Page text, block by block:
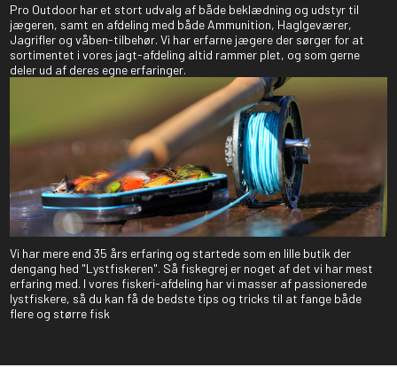
Pro Outdoor har et stort udvalg af både beklædning og udstyr til
jægeren, samt en afdeling med både Ammunition, Haglgeværer,
Jagrifler og våben-tilbehør. Vi har erfarne jægere der sørger for at
sortimentet i vores jagt-afdeling altid rammer plet, og som gerne
deler ud af deres egne erfaringer.
Vi har mere end 35 års erfaring og startede som en lille butik der
dengang hed "Lystfiskeren". Så fiskegrej er noget af det vi har mest
erfaring med. I vores fiskeri-afdeling har vi masser af passionerede
lystfiskere, så du kan få de bedste tips og tricks til at fange både
flere og større fisk